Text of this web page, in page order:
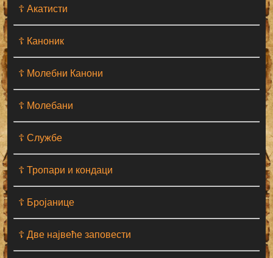
☦ Акатисти
☦ Каноник
☦ Молебни Канони
☦ Молебани
☦ Службе
☦ Тропари и кондаци
☦ Бројанице
☦ Две највеће заповести